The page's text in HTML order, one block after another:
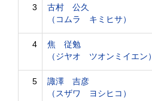
3
古村 公久
（コムラ キミヒサ）
4
焦 従勉
（ジヤオ ツオンミイエン）
5
諏澤 吉彦
（スザワ ヨシヒコ）